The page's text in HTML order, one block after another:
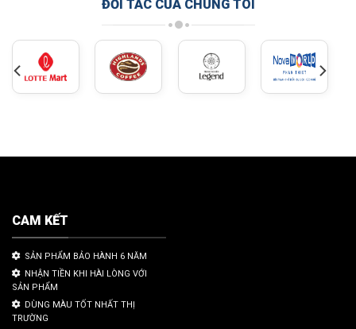
ĐỐI TÁC CỦA CHÚNG TÔI
CAM KẾT
SẢN PHẨM BẢO HÀNH 6 NĂM
NHẬN TIỀN KHI HÀI LÒNG VỚI
SẢN PHẨM
DÙNG MÀU TỐT NHẤT THỊ
TRƯỜNG